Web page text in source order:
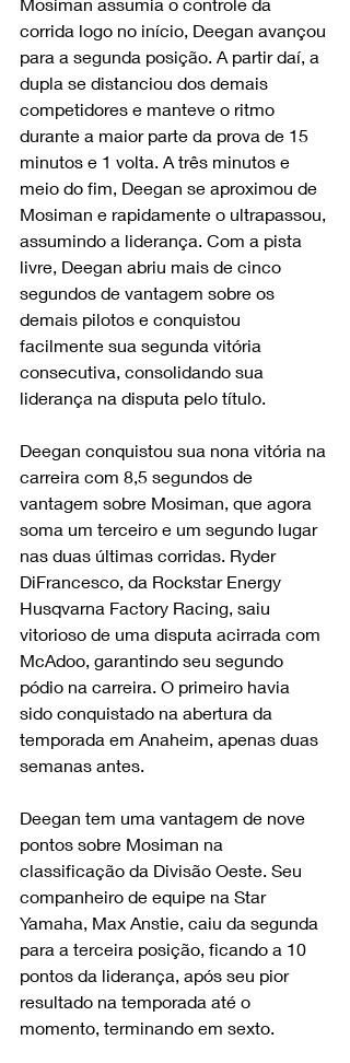
Mosiman assumia o controle da
corrida logo no início, Deegan avançou
para a segunda posição. A partir daí, a
dupla se distanciou dos demais
competidores e manteve o ritmo
durante a maior parte da prova de 15
minutos e 1 volta. A três minutos e
meio do fim, Deegan se aproximou de
Mosiman e rapidamente o ultrapassou,
assumindo a liderança. Com a pista
livre, Deegan abriu mais de cinco
segundos de vantagem sobre os
demais pilotos e conquistou
facilmente sua segunda vitória
consecutiva, consolidando sua
liderança na disputa pelo título.
Deegan conquistou sua nona vitória na
carreira com 8,5 segundos de
vantagem sobre Mosiman, que agora
soma um terceiro e um segundo lugar
nas duas últimas corridas. Ryder
DiFrancesco, da Rockstar Energy
Husqvarna Factory Racing, saiu
vitorioso de uma disputa acirrada com
McAdoo, garantindo seu segundo
pódio na carreira. O primeiro havia
sido conquistado na abertura da
temporada em Anaheim, apenas duas
semanas antes.
Deegan tem uma vantagem de nove
pontos sobre Mosiman na
classificação da Divisão Oeste. Seu
companheiro de equipe na Star
Yamaha, Max Anstie, caiu da segunda
para a terceira posição, ficando a 10
pontos da liderança, após seu pior
resultado na temporada até o
momento, terminando em sexto.